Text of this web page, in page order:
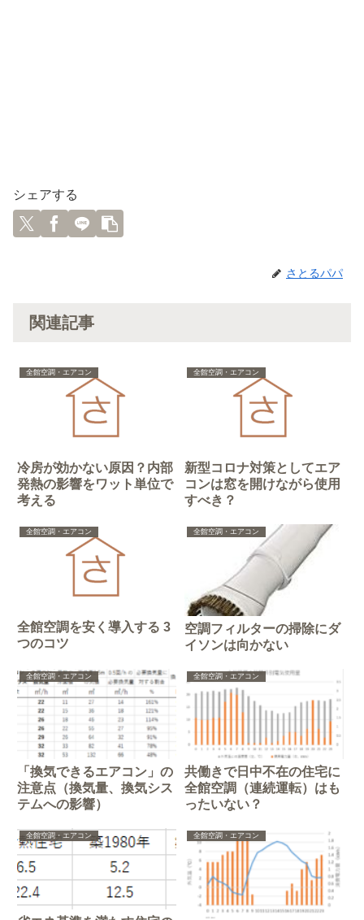
シェアする
さとるパパ
関連記事
全館空調・エアコン
冷房が効かない原因？内部
発熱の影響をワット単位で
考える
全館空調・エアコン
新型コロナ対策としてエア
コンは窓を開けながら使用
すべき？
全館空調・エアコン
全館空調を安く導入する 3
つのコツ
全館空調・エアコン
空調フィルターの掃除にダ
イソンは向かない
全館空調・エアコン
「換気できるエアコン」の
注意点（換気量、換気シス
テムへの影響）
全館空調・エアコン
共働きで日中不在の住宅に
全館空調（連続運転）はも
ったいない？
全館空調・エアコン 全館空調・エアコン